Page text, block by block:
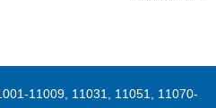
11009, 11031, 11051, 11070-